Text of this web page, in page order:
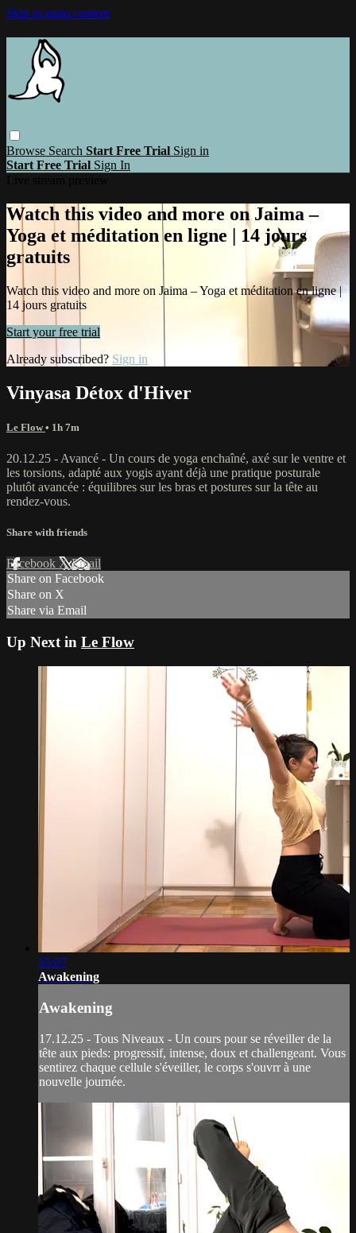
Skip to main content
Browse Search Start Free Trial Sign in
Start Free Trial Sign In
Watch this video and more on Jaima –
Yoga et méditation en ligne | 14 jours
gratuits
Watch this video and more on Jaima – Yoga et méditation en ligne |
14 jours gratuits
Start your free trial
Already subscribed? Sign in
Vinyasa Détox d'Hiver
Le Flow• 1h 7m
20.12.25 - Avancé - Un cours de yoga enchaîné, axé sur le ventre et
les torsions, adapté aux yogis ayant déjà une pratique posturale
plutôt avancée : équilibres sur les bras et postures sur la tête au
rendez-vous.
Share with friends
Facebook XEmail
Share on Facebook
Share on X
Share via Email
Up Next in Le Flow
35:07
Awakening
Awakening
17.12.25 - Tous Niveaux - Un cours pour se réveiller de la
tête aux pieds: progressif, intense, doux et challengeant. Vous
sentirez chaque cellule s'éveiller, le corps s'ouvrr à une
nouvelle journée.